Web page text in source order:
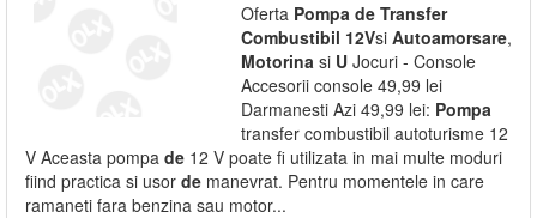
Oferta Pompa de Transfer
Combustibil 12Vsi Autoamorsare,
Motorina si U Jocuri - Console
Accesorii console 49,99 lei
Darmanesti Azi 49,99 lei: Pompa
transfer combustibil autoturisme 12
V Aceasta pompa de 12 V poate fi utilizata in mai multe moduri
fiind practica si usor de manevrat. Pentru momentele in care
ramaneti fara benzina sau motor...